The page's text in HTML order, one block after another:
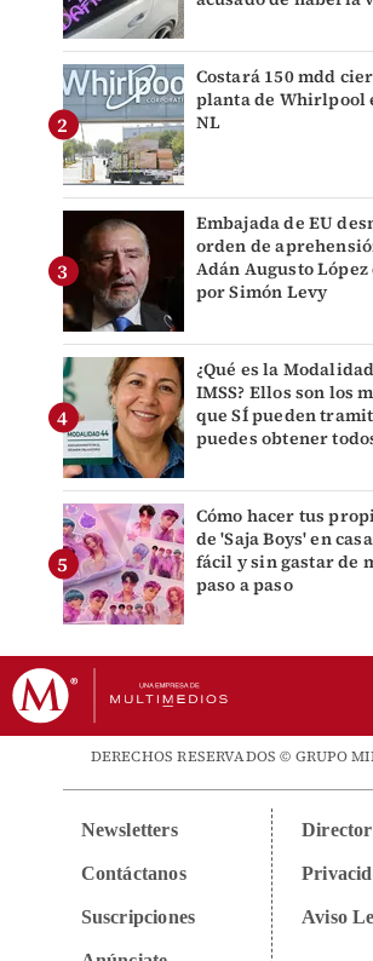
Costará 150 mdd
planta de Whirlpool
NL
Embajada de EU
orden de
Adán Augusto
por Simón Levy
¿Qué es la
IMSS? Ellos son los
que SÍ pueden
puedes obtener
Cómo hacer tus
de 'Saja Boys' en
fácil y sin gastar de
paso a paso
DERECHOS RESERVADOS © GRUPO
Newsletters
Contáctanos
Suscripciones Aviso